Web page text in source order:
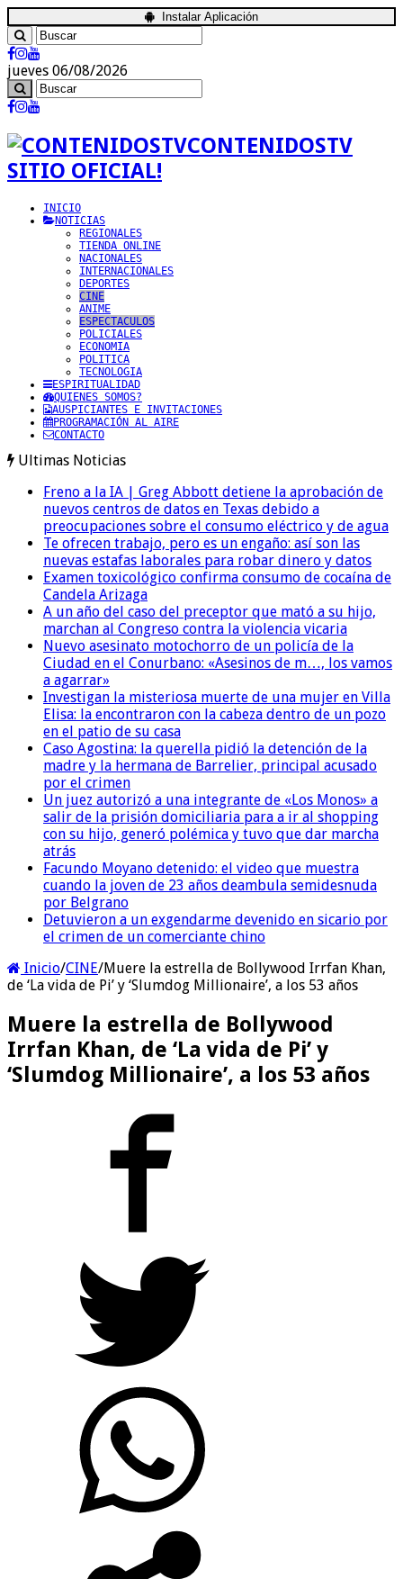
Instalar Aplicación
jueves 06/08/2026
CONTENIDOSTV
SITIO OFICIAL!
INICIO
NOTICIAS
REGIONALES
TIENDA ONLINE
NACIONALES
INTERNACIONALES
DEPORTES
CINE
ANIME
ESPECTACULOS
POLICIALES
ECONOMIA
POLITICA
TECNOLOGIA
ESPIRITUALIDAD
QUIENES SOMOS?
AUSPICIANTES E INVITACIONES
PROGRAMACIÓN AL AIRE
CONTACTO
Ultimas Noticias
Freno a la IA | Greg Abbott detiene la aprobación de
nuevos centros de datos en Texas debido a
preocupaciones sobre el consumo eléctrico y de agua
Te ofrecen trabajo, pero es un engaño: así son las
nuevas estafas laborales para robar dinero y datos
Examen toxicológico confirma consumo de cocaína de
Candela Arizaga
A un año del caso del preceptor que mató a su hijo,
marchan al Congreso contra la violencia vicaria
Nuevo asesinato motochorro de un policía de la
Ciudad en el Conurbano: «Asesinos de m…, los vamos
a agarrar»
Investigan la misteriosa muerte de una mujer en Villa
Elisa: la encontraron con la cabeza dentro de un pozo
en el patio de su casa
Caso Agostina: la querella pidió la detención de la
madre y la hermana de Barrelier, principal acusado
por el crimen
Un juez autorizó a una integrante de «Los Monos» a
salir de la prisión domiciliaria para a ir al shopping
con su hijo, generó polémica y tuvo que dar marcha
atrás
Facundo Moyano detenido: el video que muestra
cuando la joven de 23 años deambula semidesnuda
por Belgrano
Detuvieron a un exgendarme devenido en sicario por
el crimen de un comerciante chino
Inicio/CINE/Muere la estrella de Bollywood Irrfan Khan,
de ‘La vida de Pi’ y ‘Slumdog Millionaire’, a los 53 años
Muere la estrella de Bollywood
Irrfan Khan, de ‘La vida de Pi’ y
‘Slumdog Millionaire’, a los 53 años